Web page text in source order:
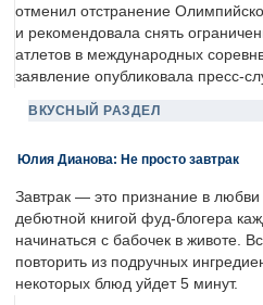
отменил отстранение
и рекомендовала снять
атлетов в международных
заявление опубликовала пресс-
ВКУСНЫЙ РАЗДЕЛ
Юлия Дианова: Не просто завтрак
Завтрак — это признание в
дебютной книгой фуд-блогера
начинаться с бабочек в животе.
повторить из подручных
некоторых блюд уйдет 5 минут.